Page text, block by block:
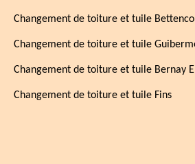
Changement de toiture et tuile
Changement de toiture et tuile
Changement de toiture et tuile Bernay
Changement de toiture et tuile Fins